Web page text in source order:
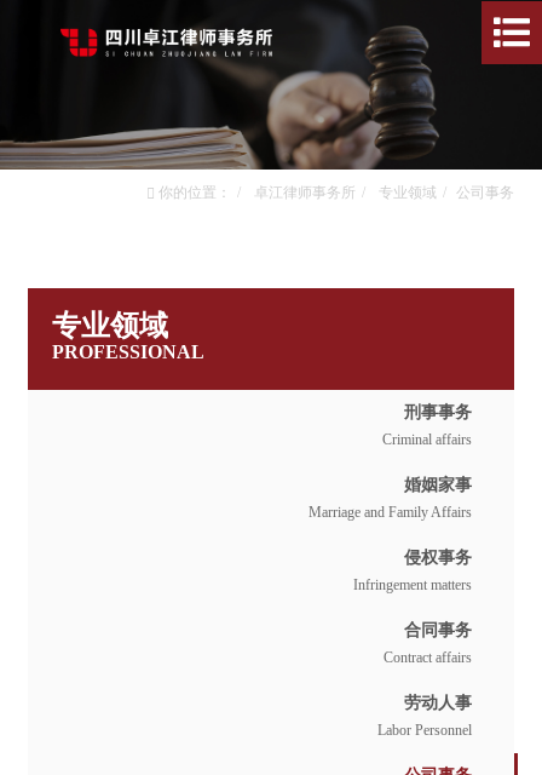
你的位置： 卓江律师事务所 专业领域 公司事务
专业领域
PROFESSIONAL
刑事事务
Criminal affairs
婚姻家事
Marriage and Family Affairs
侵权事务
Infringement matters
合同事务
Contract affairs
劳动人事
Labor Personnel